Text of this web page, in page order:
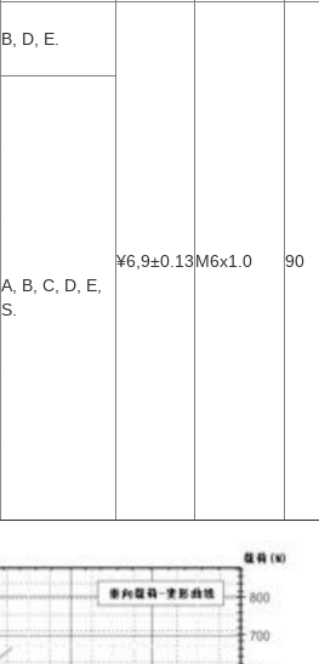
B, D, E.
¥6,9±0.13M6x1.0 90
A, B, C, D, E,
S.